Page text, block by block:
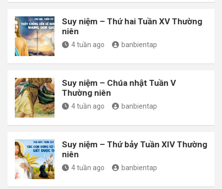
Suy niệm – Thứ hai Tuần XV Thường
niên
4 tuần ago banbientap
Suy niệm – Chúa nhật Tuần V
Thường niên
4 tuần ago banbientap
Suy niệm – Thứ bảy Tuần XIV Thường
niên
4 tuần ago banbientap